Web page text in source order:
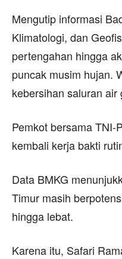
Mengutip informasi
Klimatologi, dan
pertengahan hingga
puncak musim hujan.
kebersihan saluran
Pemkot bersama TNI-
kembali kerja bakti
Data BMKG
Timur masih
hingga lebat.
Karena itu, Safari